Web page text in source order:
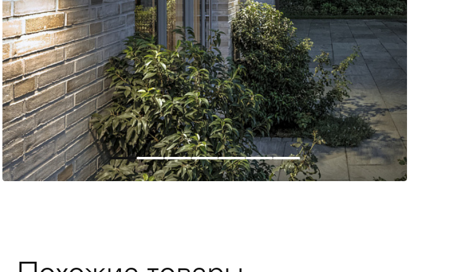
Столы Мебель для ванных комнат